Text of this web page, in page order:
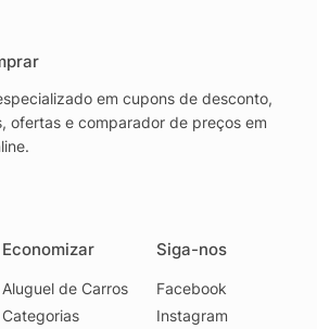
em cupons de desconto,
ofertas e comparador de preços em
Economizar
Aluguel de Carros
Categorias
Siga-nos
Facebook
Instagram